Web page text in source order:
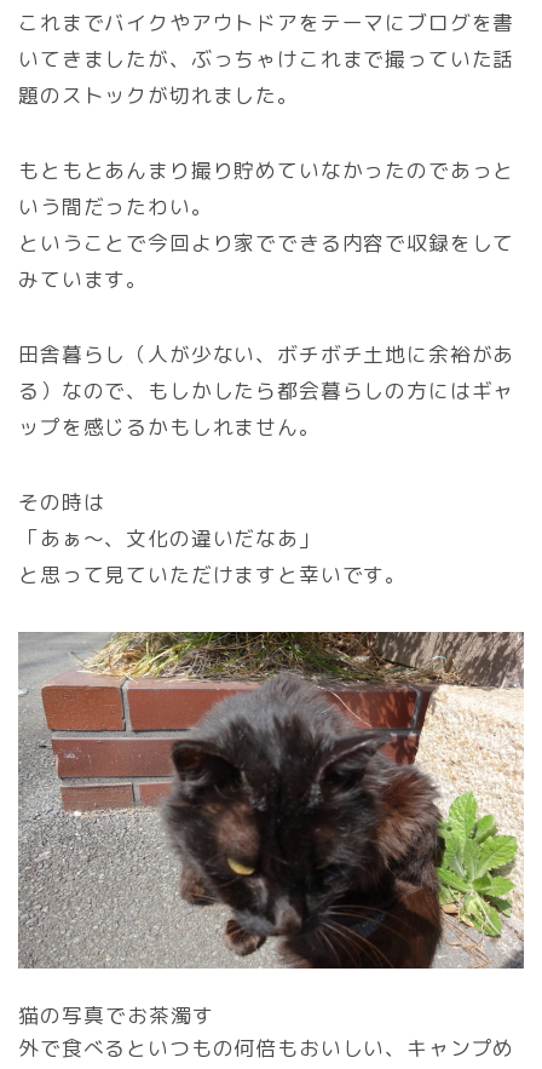
これまでバイクやアウトドアをテーマにブログを書
いてきましたが、ぶっちゃけこれまで撮っていた話
題のストックが切れました。
もともとあんまり撮り貯めていなかったのであっと
いう間だったわい。
ということで今回より家でできる内容で収録をして
みています。
田舎暮らし（人が少ない、ボチボチ土地に余裕があ
る）なので、もしかしたら都会暮らしの方にはギャ
ップを感じるかもしれません。
その時は
「あぁ～、文化の違いだなあ」
と思って見ていただけますと幸いです。
猫の写真でお茶濁す
外で食べるといつもの何倍もおいしい、キャンプめ